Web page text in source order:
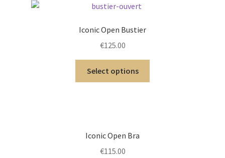
Iconic Open Bustier
€125.00
Select options
Iconic Open Bra
€115.00